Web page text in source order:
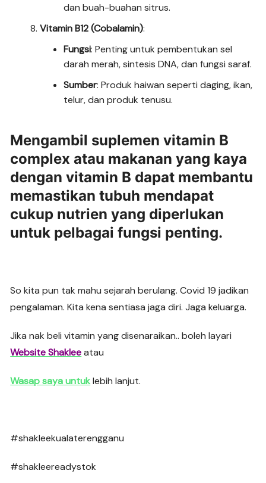
dan buah-buahan sitrus.
Vitamin B12 (Cobalamin):
Fungsi: Penting untuk pembentukan sel
darah merah, sintesis DNA, dan fungsi saraf.
Sumber: Produk haiwan seperti daging, ikan,
telur, dan produk tenusu.
Mengambil suplemen vitamin B
complex atau makanan yang kaya
dengan vitamin B dapat membantu
memastikan tubuh mendapat
cukup nutrien yang diperlukan
untuk pelbagai fungsi penting.
So kita pun tak mahu sejarah berulang. Covid 19 jadikan
pengalaman. Kita kena sentiasa jaga diri. Jaga keluarga.
Jika nak beli vitamin yang disenaraikan.. boleh layari
Website Shakleeatau
Wasap saya untuklebih lanjut.
#shakleekualaterengganu
#shakleereadystok